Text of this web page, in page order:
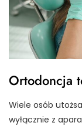
Ortodoncja
Wiele osób
wyłącznie z